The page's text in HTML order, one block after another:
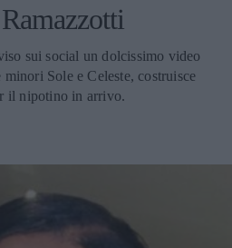
sui social un dolcissimo video
Sole e Celeste, costruisce
il nipotino in arrivo.